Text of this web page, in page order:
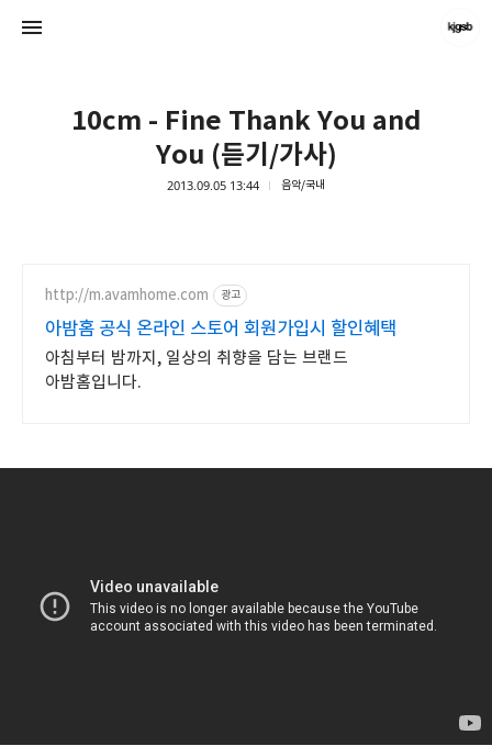
10cm - Fine Thank You and
You (듣기/가사)
2013.09.05 13:44 음악/국내
http://m.avamhome.com 광고
아밤홈 공식 온라인 스토어 회원가입시 할인혜택
아침부터 밤까지, 일상의 취향을 담는 브랜드
아밤홈입니다.